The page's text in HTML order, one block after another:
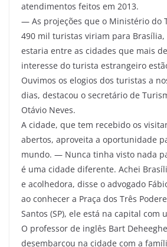
atendimentos feitos em 2013.
— As projeções que o Ministério do
490 mil turistas viriam para Brasília,
estaria entre as cidades que mais
interesse do turista estrangeiro
Ouvimos os elogios dos turistas a
dias, destacou o secretário de
Otávio Neves.
A cidade, que tem recebido os
abertos, aproveita a oportunidade
mundo. — Nunca tinha visto nada
é uma cidade diferente. Achei
e acolhedora, disse o advogado
ao conhecer a Praça dos Três
Santos (SP), ele está na capital com
O professor de inglês Bart
desembarcou na cidade com a